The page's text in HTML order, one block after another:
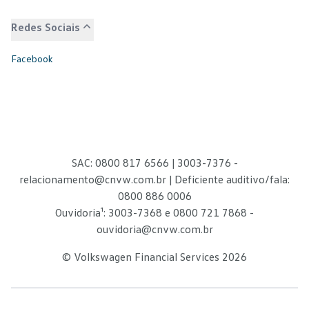
Redes Sociais
Facebook
SAC: 0800 817 6566 | 3003-7376 -
relacionamento@cnvw.com.br | Deficiente auditivo/fala:
0800 886 0006
Ouvidoria¹: 3003-7368 e 0800 721 7868 -
ouvidoria@cnvw.com.br
© Volkswagen Financial Services 2026